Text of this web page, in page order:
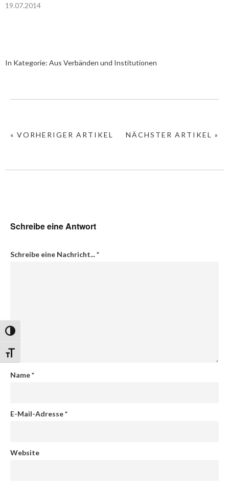
Umschalten auf hohe Kontraste
Schrift vergrößern
19.07.2014
In Kategorie: Aus Verbänden und Institutionen
NÄCHSTER ARTIKEL »
« VORHERIGER ARTIKEL
Schreibe eine Antwort
Schreibe eine Nachricht...*
Name*
E-Mail-Adresse*
Website